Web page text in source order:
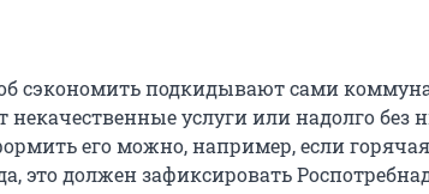
сэкономить подкидывают сами
некачественные услуги или надолго без
его можно, например, если
это должен зафиксировать